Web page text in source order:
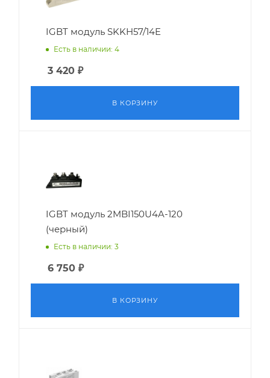
IGBT модуль SKKH57/14E
Есть в наличии: 4
3 420 ₽
В КОРЗИНУ
IGBT модуль 2MBI150U4A-120
(черный)
Есть в наличии: 3
6 750 ₽
В КОРЗИНУ